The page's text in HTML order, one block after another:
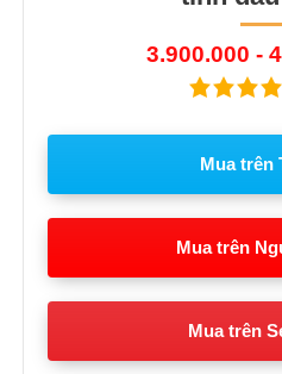
3.900.000 -
Mua trên
Mua trên
Mua trên